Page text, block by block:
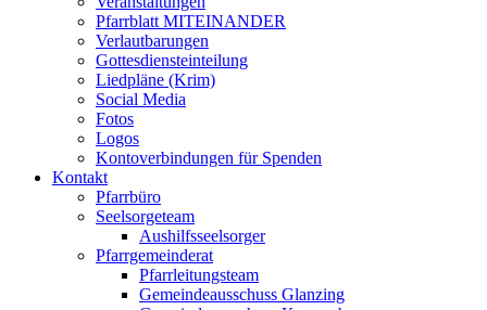
Pfarrblatt MITEINANDER
Verlautbarungen
Gottesdiensteinteilung
Liedpläne (Krim)
Social Media
Fotos
Logos
Kontoverbindungen für Spenden
Kontakt
Pfarrbüro
Seelsorgeteam
Aushilfsseelsorger
Pfarrgemeinderat
Pfarrleitungsteam
Gemeindeausschuss Glanzing